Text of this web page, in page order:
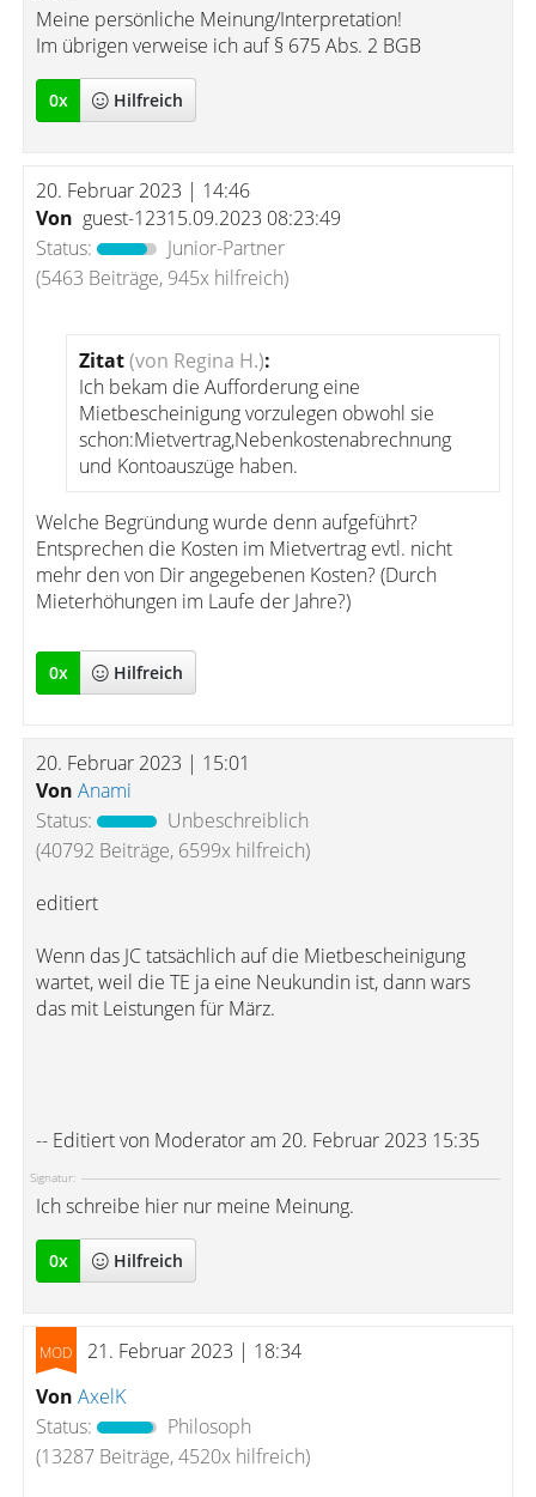
Meine persönliche Meinung/Interpretation!
Im übrigen verweise ich auf § 675 Abs. 2 BGB
0x Hilfreich
20. Februar 2023 | 14:46
Von guest-12315.09.2023 08:23:49
Status:
Junior-Partner
(5463 Beiträge, 945x hilfreich)
Zitat(von Regina H.):
Ich bekam die Aufforderung eine
Mietbescheinigung vorzulegen obwohl sie
schon:Mietvertrag,Nebenkostenabrechnung
und Kontoauszüge haben.
Welche Begründung wurde denn aufgeführt?
Entsprechen die Kosten im Mietvertrag evtl. nicht
mehr den von Dir angegebenen Kosten? (Durch
Mieterhöhungen im Laufe der Jahre?)
0x Hilfreich
20. Februar 2023 | 15:01
Von Anami
Status:
Unbeschreiblich
(40792 Beiträge, 6599x hilfreich)
editiert
Wenn das JC tatsächlich auf die Mietbescheinigung
wartet, weil die TE ja eine Neukundin ist, dann wars
das mit Leistungen für März.
-- Editiert von Moderator am 20. Februar 2023 15:35
Signatur:
Ich schreibe hier nur meine Meinung.
0x Hilfreich
21. Februar 2023 | 18:34
Von AxelK
Status:
Philosoph
(13287 Beiträge, 4520x hilfreich)